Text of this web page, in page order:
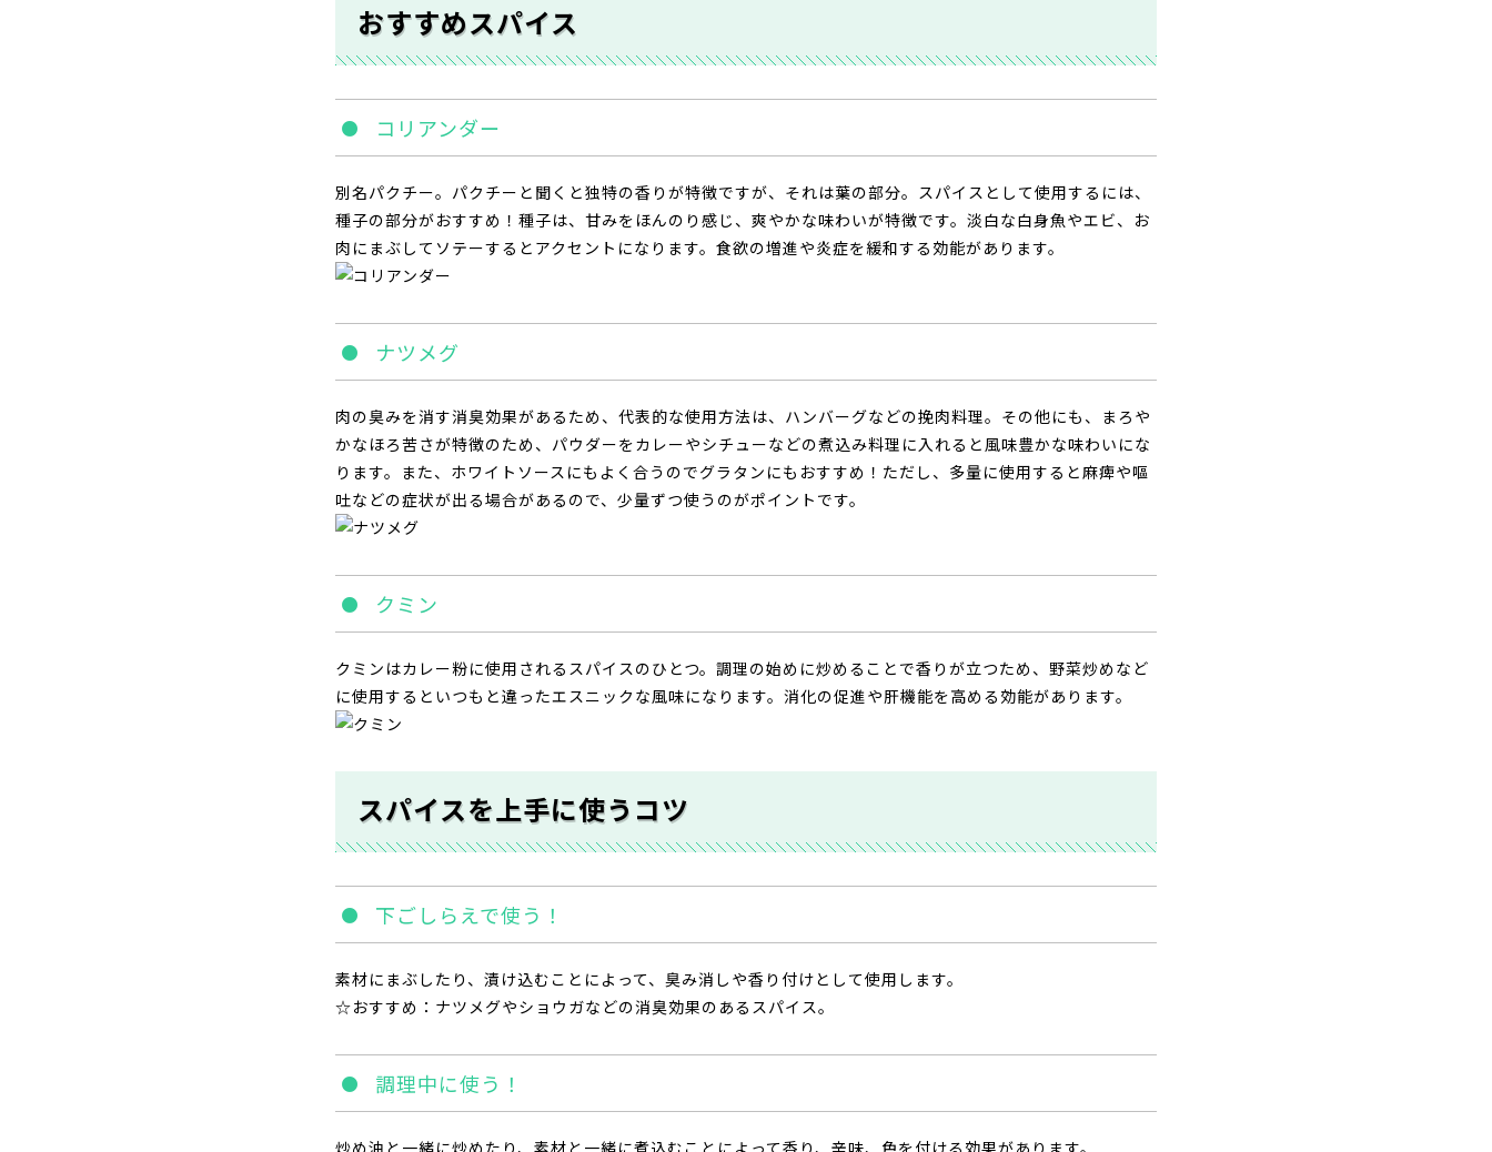
おすすめスパイス
コリアンダー
別名パクチー。パクチーと聞くと独特の香りが特徴ですが、それは葉の部分。スパイスとして使用するには、
種子の部分がおすすめ！種子は、甘みをほんのり感じ、爽やかな味わいが特徴です。淡白な白身魚やエビ、お
肉にまぶしてソテーするとアクセントになります。食欲の増進や炎症を緩和する効能があります。
ナツメグ
肉の臭みを消す消臭効果があるため、代表的な使用方法は、ハンバーグなどの挽肉料理。その他にも、まろや
かなほろ苦さが特徴のため、パウダーをカレーやシチューなどの煮込み料理に入れると風味豊かな味わいにな
ります。また、ホワイトソースにもよく合うのでグラタンにもおすすめ！ただし、多量に使用すると麻痺や嘔
吐などの症状が出る場合があるので、少量ずつ使うのがポイントです。
クミン
クミンはカレー粉に使用されるスパイスのひとつ。調理の始めに炒めることで香りが立つため、野菜炒めなど
に使用するといつもと違ったエスニックな風味になります。消化の促進や肝機能を高める効能があります。
スパイスを上手に使うコツ
下ごしらえで使う！
素材にまぶしたり、漬け込むことによって、臭み消しや香り付けとして使用します。
☆おすすめ：ナツメグやショウガなどの消臭効果のあるスパイス。
調理中に使う！
炒め油と一緒に炒めたり、素材と一緒に煮込むことによって香り、辛味、色を付ける効果があります。